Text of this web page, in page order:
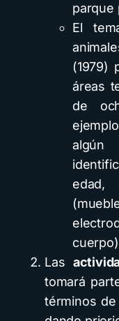
parque
El
(1979)
áreas
de
algún
edad,
Las
tomará
términos